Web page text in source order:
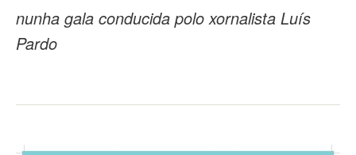
nunha gala conducida polo xornalista Luís
Pardo